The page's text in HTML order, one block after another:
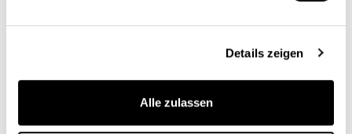
Details zeigen
Alle zulassen
Holzkohle Eiche
Keramik Transparentes Glas